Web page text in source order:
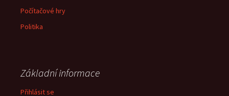
Počítačové hry
Politika
Základní informace
Přihlásit se